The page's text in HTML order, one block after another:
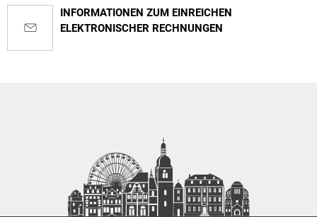
INFORMATIONEN ZUM EINREICHEN
ELEKTRONISCHER RECHNUNGEN